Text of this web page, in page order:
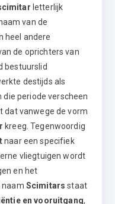
letterlijk
van de
heel andere
de oprichters van
bestuurslid
destijds als
die periode verscheen
dat vanwege de vorm
kreeg. Tegenwoordig
naar een specifiek
vliegtuigen wordt
en het
naam Scimitars staat
en vooruitgang,